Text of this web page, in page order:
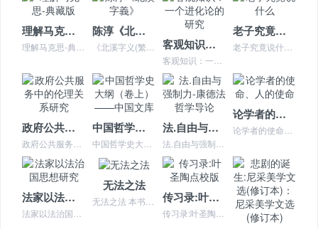
理解马克思-典藏版 陈淳《北溪字義》
客观知识：一个进化论的研究
老子究竟说什么
政府公共服务中的伦理关系研究 中国哲学史大纲（卷上）——中国文库 法.自由与强制力-康德法哲学导论
论学者的使命、人的使命
法家以法治国思想研究
无法之法
传习录:叶圣陶点校版